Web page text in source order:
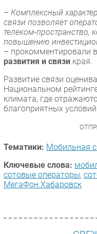
– Комплексный
связи позволяет
телеком-пространство,
повышению
– прокомментировали в
развития и связи края.
Развитие связи
Национальном
климата, где
благоприятных
Тематики: Мобильная
Ключевые слова:
сотовые операторы,
МегаФон Хабаровск